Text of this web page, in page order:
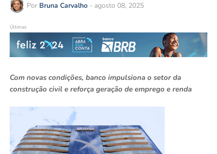
Por Bruna Carvalho - agosto 08, 2025
Últimas
Com novas condições, banco impulsiona o setor da
construção civil e reforça geração de emprego e renda